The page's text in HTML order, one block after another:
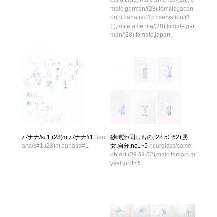
male,german/(28),female,japan
right:banana#3,observation/(3
1),male,america/(28),female,ger
man/(28),female,japan
バナナ/s#1,(28)m,バナナ#1 Ban
ana/s#1,(28)m,banana#1
砂時計/同じもの,(28.53.62),男.
女.自分,no1~5 hourglass/same
object,(28.53.62),male.female,m
yself,no1~5